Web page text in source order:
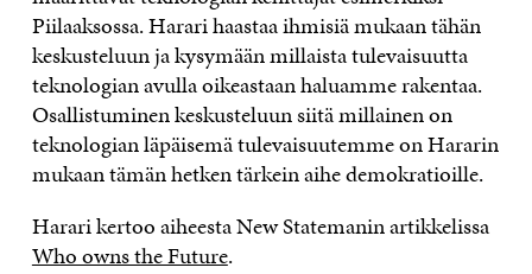
Piilaaksossa. Harari haastaa ihmisiä mukaan tähän
keskusteluun ja kysymään millaista tulevaisuutta
teknologian avulla oikeastaan haluamme rakentaa.
Osallistuminen keskusteluun siitä millainen on
teknologian läpäisemä tulevaisuutemme on Hararin
mukaan tämän hetken tärkein aihe demokratioille.
Harari kertoo aiheesta New Statemanin artikkelissa
Who owns the Future.